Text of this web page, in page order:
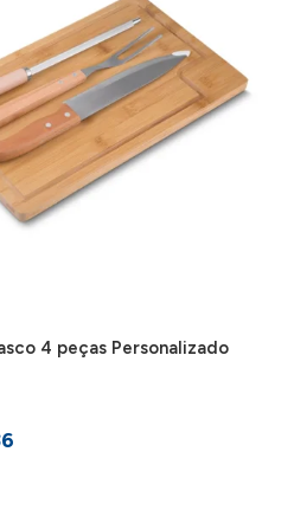
4 peças Personalizado